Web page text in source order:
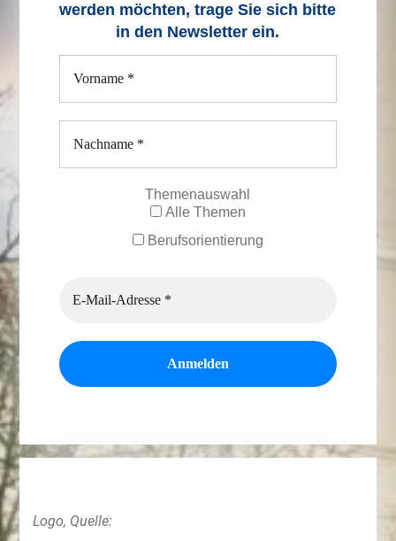
werden möchten, trage Sie sich bitte
in den Newsletter ein.
Themenauswahl
Alle Themen
Berufsorientierung
Logo, Quelle: